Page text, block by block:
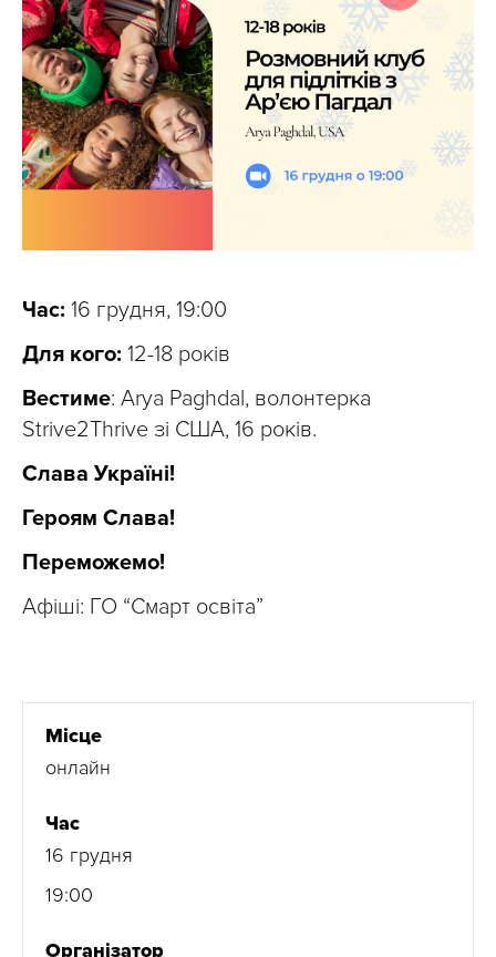
Час: 16 грудня, 19:00
Для кого: 12-18 років
Вестиме: Arya Paghdal, волонтерка
Strive2Thrive зі США, 16 років.
Слава Україні!
Героям Слава!
Переможемо!
Афіші: ГО “Смарт освіта”
Місце
онлайн
Час
16 грудня
19:00
Організатор